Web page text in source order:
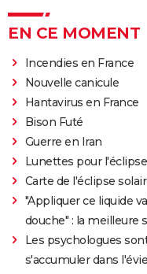
EN CE MOMENT
Incendies en France
Nouvelle canicule
Hantavirus en France
Bison Futé
Guerre en Iran
Lunettes pour l'éclipse
Carte de l'éclipse
"Appliquer ce liquide
douche" : la meilleure
Les psychologues
s'accumuler dans